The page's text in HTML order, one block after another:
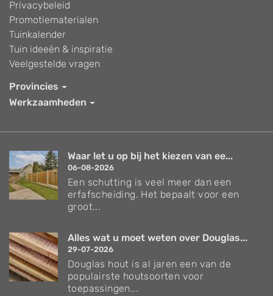
Privacybeleid
Promotiematerialen
Tuinkalender
Tuin ideeën & inspiratie
Veelgestelde vragen
Provincies
Werkzaamheden
Waar let u op bij het kiezen van ee...
06-08-2026
Een schutting is veel meer dan een
erfafscheiding. Het bepaalt voor een
groot...
Alles wat u moet weten over Douglas...
29-07-2026
Douglas hout is al jaren een van de
populairste houtsoorten voor
toepassingen...